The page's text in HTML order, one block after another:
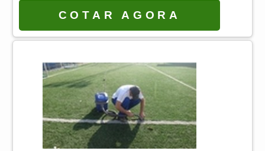
qualidade do material, e que a manutenção dos
pisos seja baixa. Esportes que utilizam piso de
borracha Badminton; Futsal; Basquete;
produzido para quadras localizadas tanto
interna quanto exte.
COTAR AGORA